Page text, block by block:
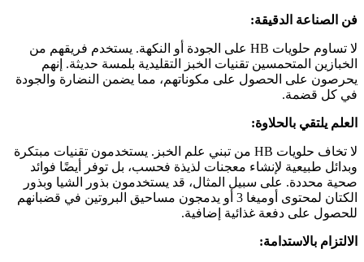
فن الصناعة الدقيقة:
لا تساوم حلويات HB على الجودة أو النكهة. يستخدم فريقهم من
الخبازين المتحمسين تقنيات الخبز التقليدية بلمسة حديثة. إنهم
يحرصون على الحصول على مكوناتهم، مما يضمن النضارة والجودة
في كل قضمة.
العلم يلتقي بالحلاوة:
لا تخاف حلويات HB من تبني علم الخبز. يستخدمون تقنيات مبتكرة
وبدائل طبيعية لإنشاء معجنات لذيذة فحسب، بل توفر أيضًا فوائد
صحية محددة. على سبيل المثال، قد يستخدمون بذور الشيا وبذور
الكتان لمحتوى أوميغا 3 أو يدمجون مساحيق البروتين في قضبانهم
للحصول على دفعة غذائية إضافية.
الالتزام بالاستدامة: